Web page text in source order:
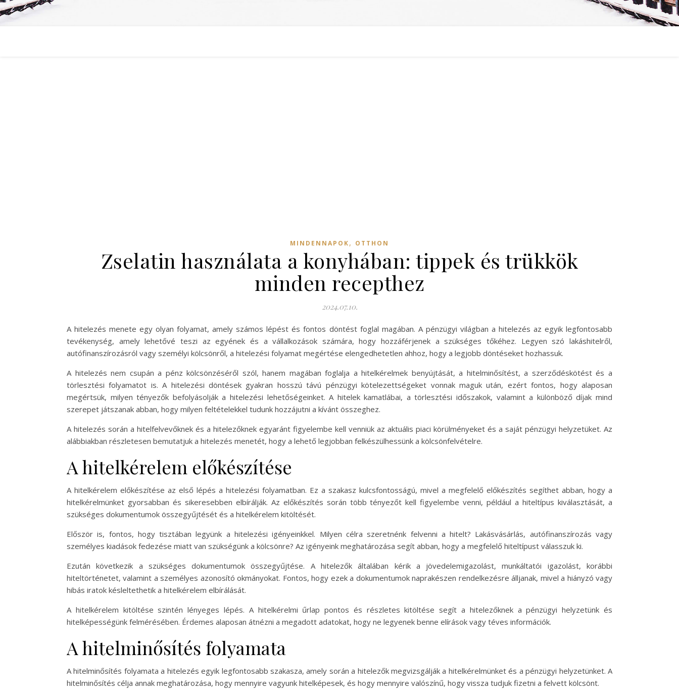
MINDENNAPOK, OTTHON
Zselatin használata a konyhában: tippek és trükkök
minden recepthez
2024.07.10.
A hitelezés menete egy olyan folyamat, amely számos lépést és fontos döntést foglal magában. A pénzügyi világban a hitelezés az egyik legfontosabb
tevékenység, amely lehetővé teszi az egyének és a vállalkozások számára, hogy hozzáférjenek a szükséges tőkéhez. Legyen szó lakáshitelről,
autófinanszírozásról vagy személyi kölcsönről, a hitelezési folyamat megértése elengedhetetlen ahhoz, hogy a legjobb döntéseket hozhassuk.
A hitelezés nem csupán a pénz kölcsönzéséről szól, hanem magában foglalja a hitelkérelmek benyújtását, a hitelminősítést, a szerződéskötést és a
törlesztési folyamatot is. A hitelezési döntések gyakran hosszú távú pénzügyi kötelezettségeket vonnak maguk után, ezért fontos, hogy alaposan
megértsük, milyen tényezők befolyásolják a hitelezési lehetőségeinket. A hitelek kamatlábai, a törlesztési időszakok, valamint a különböző díjak mind
szerepet játszanak abban, hogy milyen feltételekkel tudunk hozzájutni a kívánt összeghez.
A hitelezés során a hitelfelvevőknek és a hitelezőknek egyaránt figyelembe kell venniük az aktuális piaci körülményeket és a saját pénzügyi helyzetüket. Az
alábbiakban részletesen bemutatjuk a hitelezés menetét, hogy a lehető legjobban felkészülhessünk a kölcsönfelvételre.
A hitelkérelem előkészítése
A hitelkérelem előkészítése az első lépés a hitelezési folyamatban. Ez a szakasz kulcsfontosságú, mivel a megfelelő előkészítés segíthet abban, hogy a
hitelkérelmünket gyorsabban és sikeresebben elbírálják. Az előkészítés során több tényezőt kell figyelembe venni, például a hiteltípus kiválasztását, a
szükséges dokumentumok összegyűjtését és a hitelkérelem kitöltését.
Először is, fontos, hogy tisztában legyünk a hitelezési igényeinkkel. Milyen célra szeretnénk felvenni a hitelt? Lakásvásárlás, autófinanszírozás vagy
személyes kiadások fedezése miatt van szükségünk a kölcsönre? Az igényeink meghatározása segít abban, hogy a megfelelő hiteltípust válasszuk ki.
Ezután következik a szükséges dokumentumok összegyűjtése. A hitelezők általában kérik a jövedelemigazolást, munkáltatói igazolást, korábbi
hiteltörténetet, valamint a személyes azonosító okmányokat. Fontos, hogy ezek a dokumentumok naprakészen rendelkezésre álljanak, mivel a hiányzó vagy
hibás iratok késleltethetik a hitelkérelem elbírálását.
A hitelkérelem kitöltése szintén lényeges lépés. A hitelkérelmi űrlap pontos és részletes kitöltése segít a hitelezőknek a pénzügyi helyzetünk és
hitelképességünk felmérésében. Érdemes alaposan átnézni a megadott adatokat, hogy ne legyenek benne elírások vagy téves információk.
A hitelminősítés folyamata
A hitelminősítés folyamata a hitelezés egyik legfontosabb szakasza, amely során a hitelezők megvizsgálják a hitelkérelmünket és a pénzügyi helyzetünket. A
hitelminősítés célja annak meghatározása, hogy mennyire vagyunk hitelképesek, és hogy mennyire valószínű, hogy vissza tudjuk fizetni a felvett kölcsönt.